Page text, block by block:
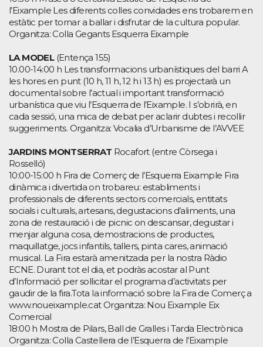
l’Eixample Les diferents colles convidades ens trobarem en
estàtic per tornar a ballar i disfrutar de la cultura popular.
Organitza: Colla Gegants Esquerra Eixample
LA MODEL(Entença 155)
10.00-14:00 h Les transformacions urbanístiques del barri A
les hores en punt (10 h, 11 h, 12 h i 13 h) es projectarà un
documental sobre l’actual i important transformació
urbanística que viu l’Esquerra de l’Eixample. I s’obrirà, en
cada sessió, una mica de debat per aclarir dubtes i recollir
suggeriments. Organitza: Vocalia d’Urbanisme de l’AVVEE
JARDINS MONTSERRAT Rocafort (entre Còrsega i
Rosselló)
10:00-15:00 h Fira de Comerç de l’Esquerra Eixample Fira
dinàmica i divertida on trobareu: establiments i
professionals de diferents sectors comercials, entitats
socials i culturals, artesans, degustacions d’aliments, una
zona de restauració i de picnic on descansar, degustar i
menjar alguna cosa, demostracions de productes,
maquillatge, jocs infantils, tallers, pinta cares, animació
musical. La Fira estarà amenitzada per la nostra Ràdio
ECNE. Durant tot el dia, et podràs acostar al Punt
d’Informació per sol·licitar el programa d’activitats per
gaudir de la fira.Tota la informació sobre la Fira de Comerç a
www.noueixample.cat Organitza: Nou Eixample Eix
Comercial
18:00 h Mostra de Pilars, Ball de Gralles i Tarda Electrònica
Organitza: Colla Castellera de l’Esquerra de l’Eixample